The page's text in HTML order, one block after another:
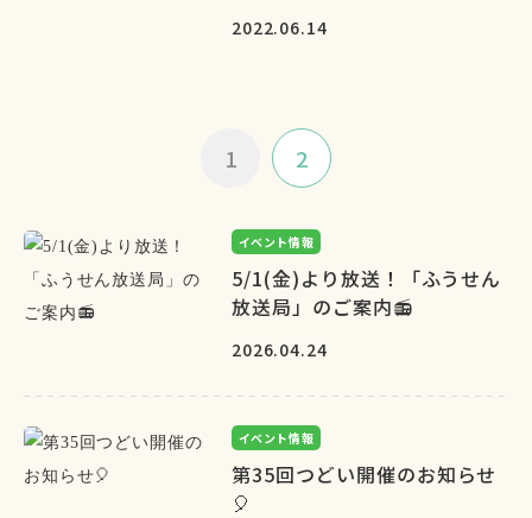
2022.06.14
1 2
イベント情報
5/1(金)より放送！「ふうせん
放送局」のご案内📻
2026.04.24
イベント情報
第35回つどい開催のお知らせ
🎈